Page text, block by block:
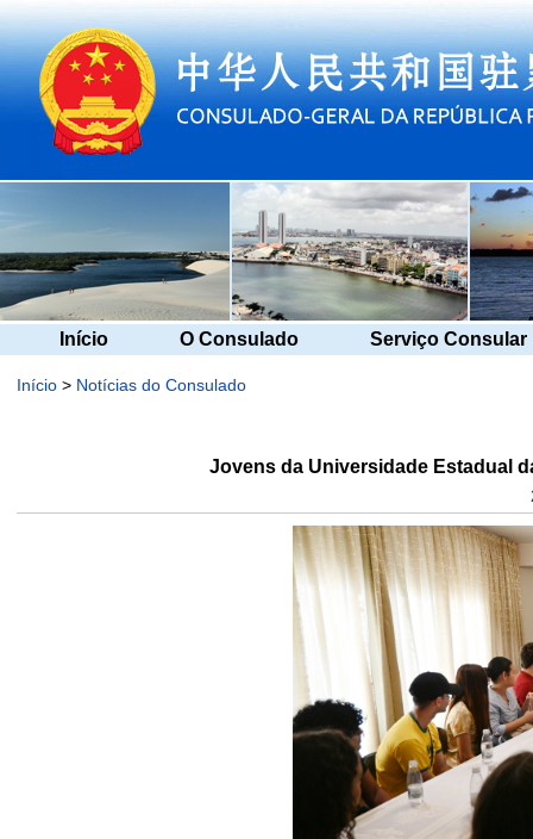
Início O Consulado Serviço Consular
Início> Notícias do Consulado
Jovens da Universidade Estadual